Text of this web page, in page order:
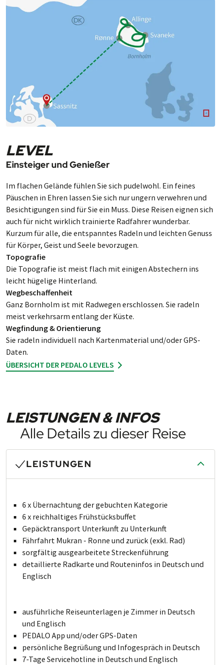
LEVEL
Einsteiger und Genießer
Im flachen Ge­län­de füh­len Sie sich pu­del­wohl. Ein fei­nes
Päus­chen in Ehren las­sen Sie sich nur un­gern ver­weh­ren und
Be­sich­ti­gun­gen sind für Sie ein Muss. Diese Rei­sen ei­gnen sich
auch für nicht wirk­lich trai­nier­te Rad­fah­rer wun­der­bar.
Kurzum für alle, die ent­spann­tes Ra­deln und leich­ten Ge­nuss
für Kör­per, Geist und Seele be­vor­zugen.
Topografie
Die Topo­grafie ist meist flach mit eini­gen Ab­stech­ern ins
leicht hüge­lige Hin­ter­land.
Wegbeschaffenheit
Ganz Born­holm ist mit Rad­we­gen er­schlos­sen. Sie rad­eln
meist ver­kehrs­arm ent­lang der Küste.
Wegfindung & Orientierung
Sie rad­eln indi­vi­duell nach Kar­ten­ma­ter­ial und/oder GPS-
Daten.
ÜBERSICHT DER PEDALO LEVELS
LEISTUNGEN & INFOS
Alle Details zu dieser Reise
LEISTUNGEN
6 x Übernachtung der gebuchten Kategorie
6 x reichhaltiges Frühstücksbuffet
Gepäcktransport Un­ter­kunft zu Un­ter­kunft
Fährfahrt Mukran - Ronne und zurück (exkl. Rad)
sorgfältig aus­ge­ar­bei­te­te Stre­cken­führung
detaillierte Radkarte und Routeninfos in Deutsch und
Englisch
ausführliche Rei­se­un­ter­la­gen je Zimmer in Deutsch
und Englisch
PEDALO App und/oder GPS-Daten
persönliche Begrüßung und Infogespräch in Deutsch
7-Tage Servicehotline in Deutsch und Englisch